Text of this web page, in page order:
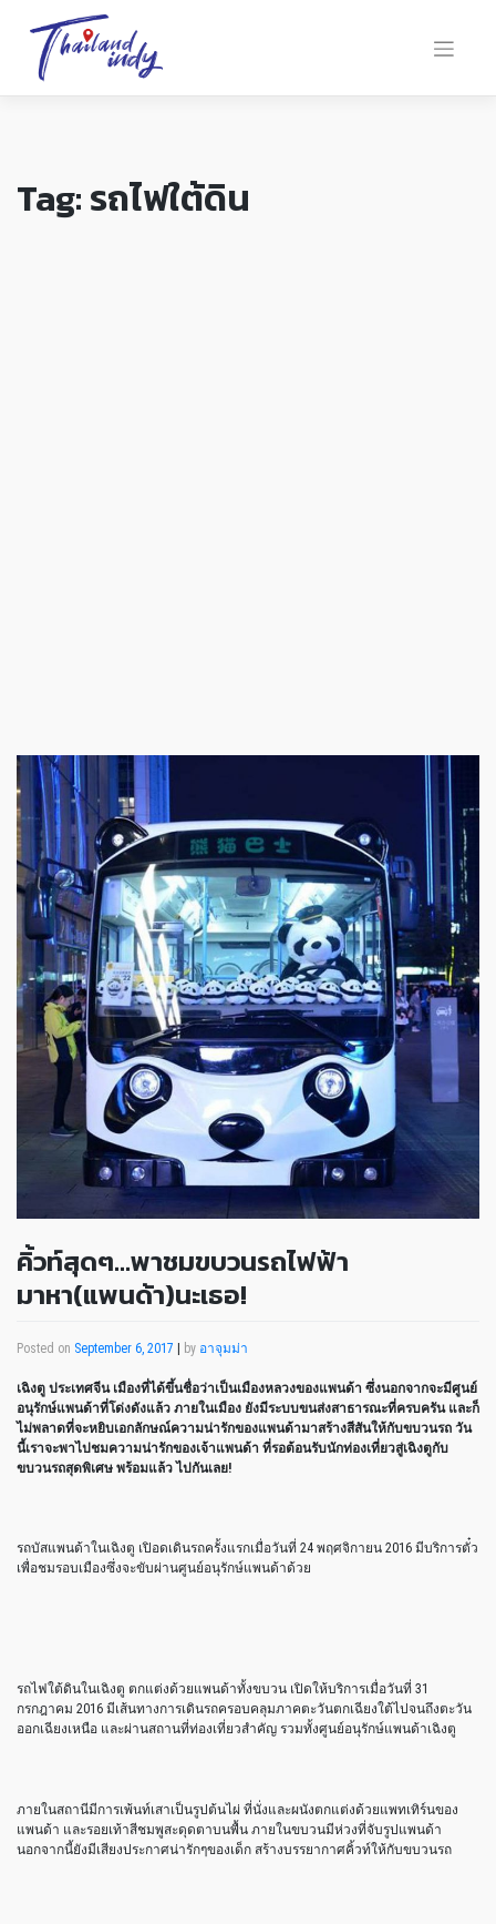
Tag:รถไฟใต้ดิน
คิ้วท์สุดๆ…พาชมขบวนรถไฟฟ้า
มาหา(แพนด้า)นะเธอ!
Posted on September 6, 2017 | by อาจุมม่า
เฉิงตู ประเทศจีน เมืองที่ได้ขึ้นชื่อว่าเป็นเมืองหลวงของแพนด้า ซึ่งนอกจากจะมีศูนย์
อนุรักษ์แพนด้าที่โด่งดังแล้ว ภายในเมือง ยังมีระบบขนส่งสาธารณะที่ครบครัน และก็
ไม่พลาดที่จะหยิบเอกลักษณ์ความน่ารักของแพนด้ามาสร้างสีสันให้กับขบวนรถ วัน
นี้เราจะพาไปชมความน่ารักของเจ้าแพนด้า ที่รอต้อนรับนักท่องเที่ยวสู่เฉิงตูกับ
ขบวนรถสุดพิเศษ พร้อมแล้ว ไปกันเลย!
รถบัสแพนด้าในเฉิงตู เปิอดเดินรถครั้งแรกเมื่อวันที่ 24 พฤศจิกายน 2016 มีบริการตั๋ว
เพื่อชมรอบเมืองซึ่งจะขับผ่านศูนย์อนุรักษ์แพนด้าด้วย
รถไฟใต้ดินในเฉิงตู ตกแต่งด้วยแพนด้าทั้งขบวน เปิดให้บริการเมื่อวันที่ 31
กรกฎาคม 2016 มีเส้นทางการเดินรถครอบคลุมภาคตะวันตกเฉียงใต้ไปจนถึงตะวัน
ออกเฉียงเหนือ และผ่านสถานที่ท่องเที่ยวสำคัญ รวมทั้งศูนย์อนุรักษ์แพนด้าเฉิงตู
ภายในสถานีมีการเพ้นท์เสาเป็นรูปต้นไผ่ ที่นั่งและผนังตกแต่งด้วยแพทเทิร์นของ
แพนด้า และรอยเท้าสีชมพูสะดุดตาบนพื้น ภายในขบวนมีห่วงที่จับรูปแพนด้า
นอกจากนี้ยังมีเสียงประกาศน่ารักๆของเด็ก สร้างบรรยากาศคิ้วท์ให้กับขบวนรถ